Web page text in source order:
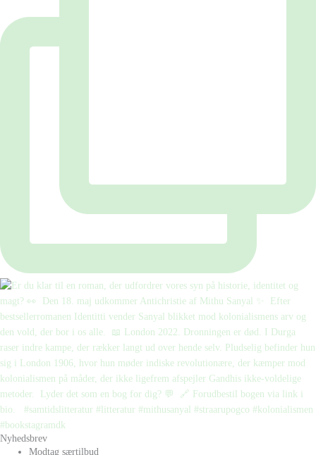
Nyhedsbrev
Modtag særtilbud